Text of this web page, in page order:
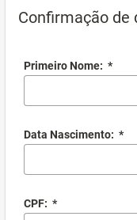
Confirmação de
Primeiro Nome: *
Data Nascimento: *
CPF: *